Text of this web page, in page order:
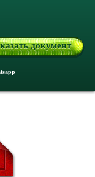
документ